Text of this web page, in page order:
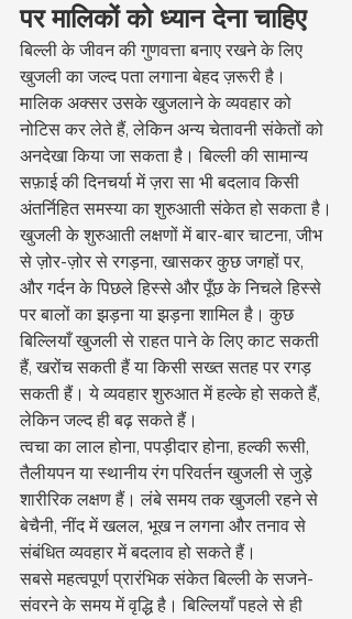
पर मालिकों को ध्यान देना चाहिए
बिल्ली के जीवन की गुणवत्ता बनाए रखने के लिए
खुजली का जल्द पता लगाना बेहद ज़रूरी है।
मालिक अक्सर उसके खुजलाने के व्यवहार को
नोटिस कर लेते हैं, लेकिन अन्य चेतावनी संकेतों को
अनदेखा किया जा सकता है। बिल्ली की सामान्य
सफ़ाई की दिनचर्या में ज़रा सा भी बदलाव किसी
अंतर्निहित समस्या का शुरुआती संकेत हो सकता है।
खुजली के शुरुआती लक्षणों में बार-बार चाटना, जीभ
से ज़ोर-ज़ोर से रगड़ना, खासकर कुछ जगहों पर,
और गर्दन के पिछले हिस्से और पूँछ के निचले हिस्से
पर बालों का झड़ना या झड़ना शामिल है। कुछ
बिल्लियाँ खुजली से राहत पाने के लिए काट सकती
हैं, खरोंच सकती हैं या किसी सख्त सतह पर रगड़
सकती हैं। ये व्यवहार शुरुआत में हल्के हो सकते हैं,
लेकिन जल्द ही बढ़ सकते हैं।
त्वचा का लाल होना, पपड़ीदार होना, हल्की रूसी,
तैलीयपन या स्थानीय रंग परिवर्तन खुजली से जुड़े
शारीरिक लक्षण हैं। लंबे समय तक खुजली रहने से
बेचैनी, नींद में खलल, भूख न लगना और तनाव से
संबंधित व्यवहार में बदलाव हो सकते हैं।
सबसे महत्वपूर्ण प्रारंभिक संकेत बिल्ली के सजने-
संवरने के समय में वृद्धि है। बिल्लियाँ पहले से ही